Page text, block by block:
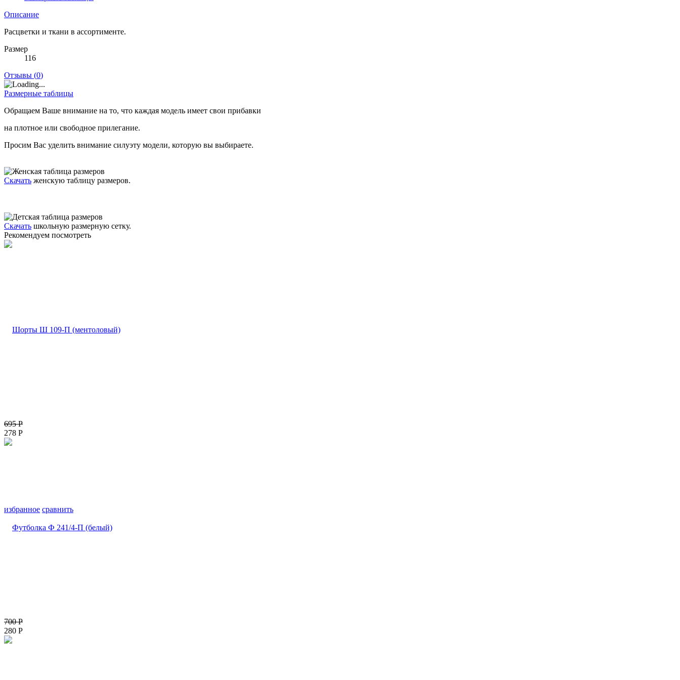
Описание
Расцветки и ткани в ассортименте.
Размер
116
Отзывы (0)
Размерные таблицы
Обращаем Ваше внимание на то, что каждая модель имеет свои прибавки
на плотное или свободное прилегание.
Просим Вас уделить внимание силуэту модели, которую вы выбираете.
Скачать женскую таблицу размеров.
Скачать школьную размерную сетку.
Рекомендуем посмотреть
избранное сравнить
695Р
278 Р
700Р
280 Р